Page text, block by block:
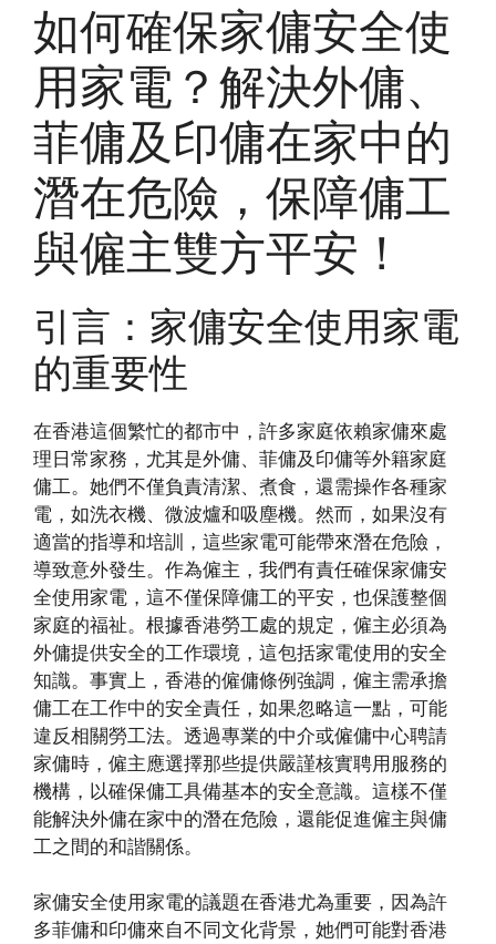
如何確保家傭安全使
用家電？解決外傭、
菲傭及印傭在家中的
潛在危險，保障傭工
與僱主雙方平安！
引言：家傭安全使用家電
的重要性
在香港這個繁忙的都市中，許多家庭依賴家傭來處
理日常家務，尤其是外傭、菲傭及印傭等外籍家庭
傭工。她們不僅負責清潔、煮食，還需操作各種家
電，如洗衣機、微波爐和吸塵機。然而，如果沒有
適當的指導和培訓，這些家電可能帶來潛在危險，
導致意外發生。作為僱主，我們有責任確保家傭安
全使用家電，這不僅保障傭工的平安，也保護整個
家庭的福祉。根據香港勞工處的規定，僱主必須為
外傭提供安全的工作環境，這包括家電使用的安全
知識。事實上，香港的僱傭條例強調，僱主需承擔
傭工在工作中的安全責任，如果忽略這一點，可能
違反相關勞工法。透過專業的中介或僱傭中心聘請
家傭時，僱主應選擇那些提供嚴謹核實聘用服務的
機構，以確保傭工具備基本的安全意識。這樣不僅
能解決外傭在家中的潛在危險，還能促進僱主與傭
工之間的和諧關係。
家傭安全使用家電的議題在香港尤為重要，因為許
多菲傭和印傭來自不同文化背景，她們可能對香港